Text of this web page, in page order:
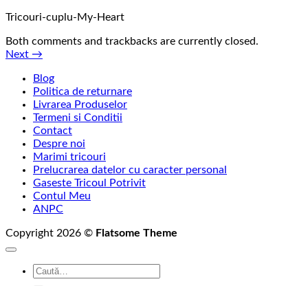
Tricouri-cuplu-My-Heart
Both comments and trackbacks are currently closed.
Next →
Blog
Politica de returnare
Livrarea Produselor
Termeni si Conditii
Contact
Despre noi
Marimi tricouri
Prelucrarea datelor cu caracter personal
Gaseste Tricoul Potrivit
Contul Meu
ANPC
Copyright 2026 © Flatsome Theme
Caută